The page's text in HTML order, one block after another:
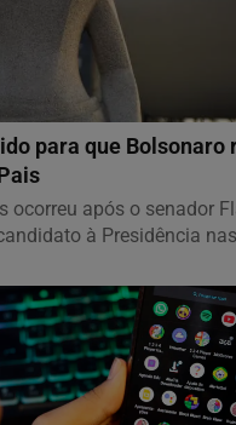
para que Bolsonaro
ocorreu após o senador
à Presidência